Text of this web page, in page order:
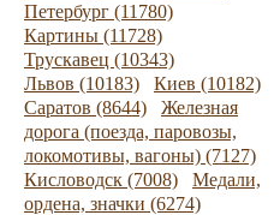
Петербург (11780)
Картины (11728)
Трускавец (10343)
Львов (10183)
Киев (10182)
Саратов (8644)
Железная
дорога (поезда, паровозы,
локомотивы, вагоны) (7127)
Кисловодск (7008)
Медали,
ордена, значки (6274)